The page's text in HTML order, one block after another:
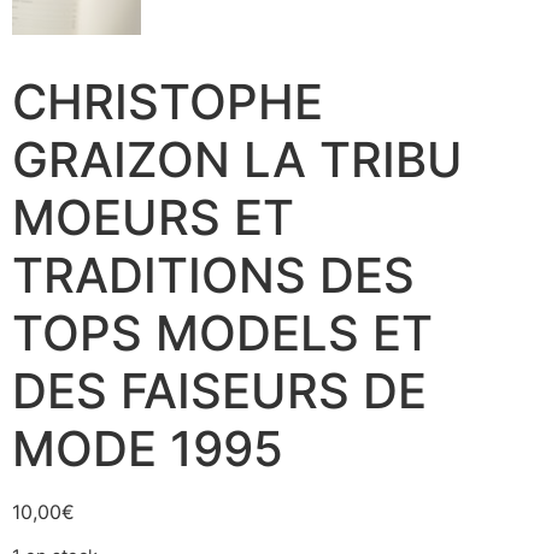
CHRISTOPHE
GRAIZON LA TRIBU
MOEURS ET
TRADITIONS DES
TOPS MODELS ET
DES FAISEURS DE
MODE 1995
10,00€